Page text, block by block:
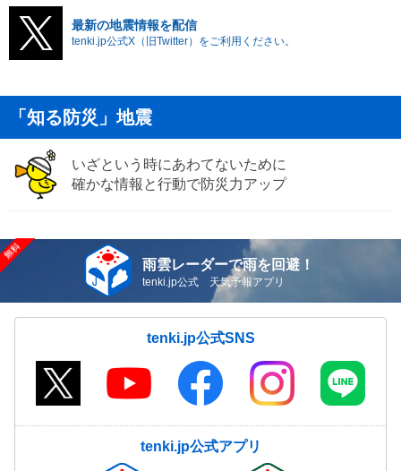
最新の地震情報を配信
tenki.jp公式X（旧Twitter）をご利用ください。
「知る防災」地震
いざという時にあわてないために
確かな情報と行動で防災力アップ
雨雲レーダーで雨を回避！
tenki.jp公式 天気予報アプリ
tenki.jp公式SNS
tenki.jp公式アプリ